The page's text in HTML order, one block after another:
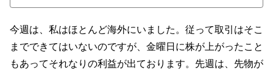
今週は、私はほとんど海外にいました。従って取引はそこ
までできてはいないのですが、金曜日に株が上がったこと
もあってそれなりの利益が出ております。先週は、先物が